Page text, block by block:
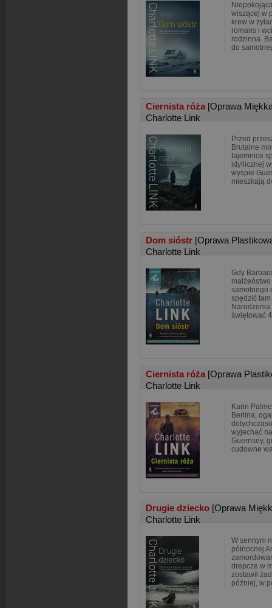
wiszącej w
krew w
romans i
rodzinna.
do
Ciernista róża [Oprawa
Charlotte Link
Przed
Brutalne
tajemnice
idyllicznej
wyspie
mieszkają
Dom sióstr [Oprawa
Charlotte Link
Gdy
samotnego
spędzić
świętować
Ciernista róża [Oprawa
Charlotte Link
Karin
Berlina,
wyjechać
Guernsey,
cudowne
Drugie dziecko [Oprawa
Charlotte Link
W sennym
północnej
drepcze w
zostawił
później, w